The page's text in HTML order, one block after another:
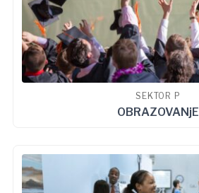
SEKTOR P
OBRAZOVANjE